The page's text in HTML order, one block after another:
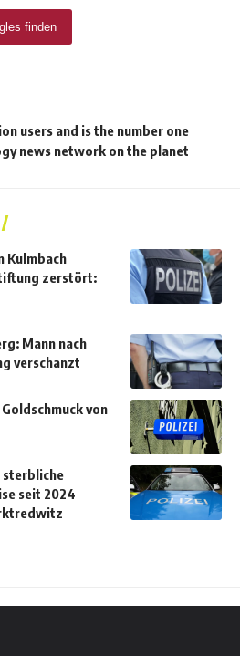
users and is the number one
news network on the planet
Kulmbach
zerstört:
Mann nach
verschanzt
von
seit 2024